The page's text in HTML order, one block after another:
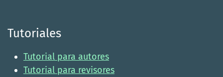
Tutoriales
Tutorial para autores
Tutorial para revisores